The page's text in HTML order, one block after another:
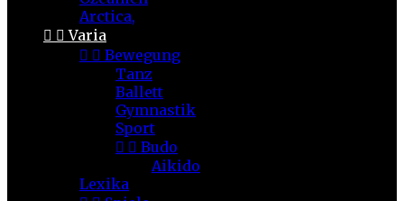
Arctica,
  Varia
  Bewegung
Tanz
Ballett
Gymnastik
Sport
  Budo
Aikido
Lexika